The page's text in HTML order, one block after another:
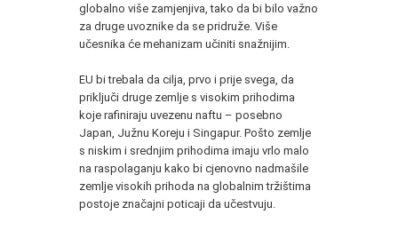
globalno više zamjenjiva, tako da bi bilo važno
za druge uvoznike da se pridruže. Više
učesnika će mehanizam učiniti snažnijim.
EU bi trebala da cilja, prvo i prije svega, da
priključi druge zemlje s visokim prihodima
koje rafiniraju uvezenu naftu – posebno
Japan, Južnu Koreju i Singapur. Pošto zemlje
s niskim i srednjim prihodima imaju vrlo malo
na raspolaganju kako bi cjenovno nadmašile
zemlje visokih prihoda na globalnim tržištima
postoje značajni poticaji da učestvuju.